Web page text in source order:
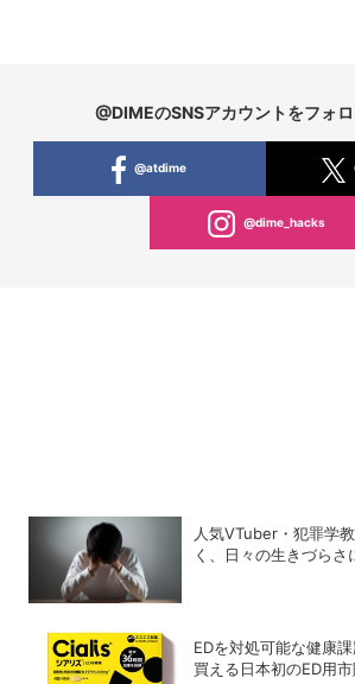
@DIMEのSNSアカウントをフォロ
@atdime
@dime_hacks
人気VTuber・犯罪学
く、日々の生きづらさ
EDを対処可能な健康
買える日本初のED用